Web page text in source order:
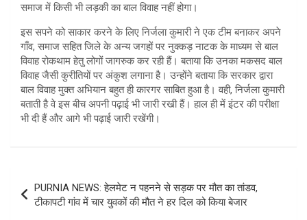
समाज में किसी भी लड़की का बाल विवाह नहीं होगा।
इस सपने को साकार करने के लिए निर्जला कुमारी ने एक टीम बनाकर अपने
गाँव, समाज सहित जिले के अन्य जगहों पर नुक्कड़ नाटक के माध्यम से बाल
विवाह रोकथाम हेतु लोगों जागरुक कर रही हैं। बताया कि उनका मकसद बाल
विवाह जैसी कुरीतियों पर अंकुश लगाना है। उन्होंने बताया कि सरकार द्वारा
बाल विवाह मुक्त अभियान बहुत ही कारगर साबित हुआ है। वही, निर्जला कुमारी
बताती है वे इस बीच अपनी पढ़ाई भी जारी रखी हैं। हाल ही में इंटर की परीक्षा
भी दी हैं और आगे भी पढ़ाई जारी रखेंगी।
navigation
PURNIA NEWS: हेलमेट न पहनने से सड़क पर मौत का तांडव,
टीकापटी गांव में चार युवकों की मौत ने हर दिल को किया बेजार